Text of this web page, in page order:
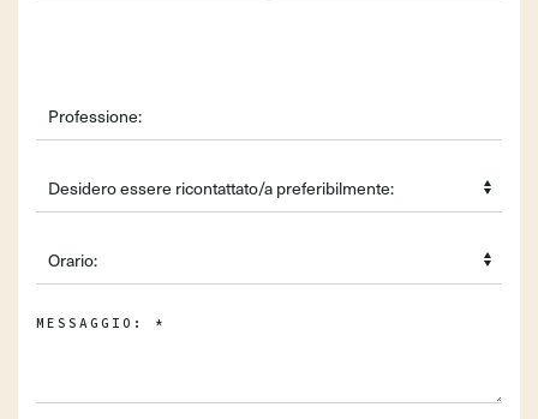
MESSAGGIO: *